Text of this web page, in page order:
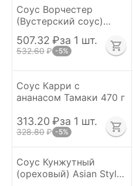
Соус Ворчестер
(Вустерский соус)
Appel 140 г
507.32 ₽за 1 шт.
532.60₽ -5%
Соус Карри с
ананасом Тамаки 470 г
313.20 ₽за 1 шт.
328.80₽ -5%
Соус Кунжутный
(ореховый) Asian Style